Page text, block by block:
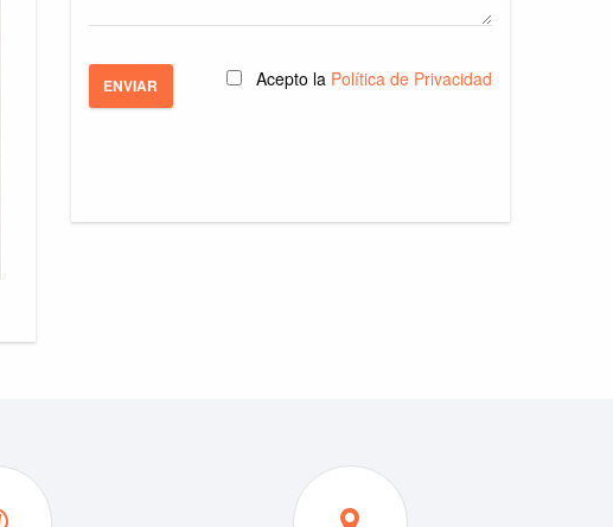
ENVIAR Acepto la Política de Privacidad